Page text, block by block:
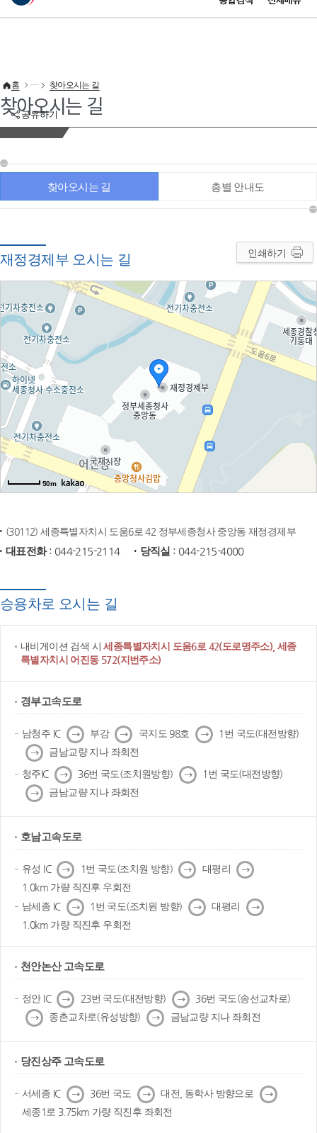
이 누리집은 대한민국 공식 전자정부 누리집입니다.
공유하기
홈 찾아오시는 길
찾아오시는 길
찾아오시는 길 층별 안내도
재정경제부 오시는 길 인쇄하기
50m
(30112) 세종특별자치시 도움6로 42 정부세종청사 중앙동 재정경제부
대표전화: 044-215-2114 당직실 : 044-215-4000
승용차로 오시는 길
내비게이션 검색 시세종특별자치시 도움6로 42(도로명주소), 세종
특별자치시 어진동 572(지번주소)
경부고속도로
남청주 IC 다
음
부강 다
음
국지도 98호 다
음
1번 국도(대전방향)
다
음
금남교량 지나 좌회전
청주IC 다
음
36번 국도(조치원방향) 다
음
1번 국도(대전방향)
다
음
금남교량 지나 좌회전
호남고속도로
유성 IC 다
음
1번 국도(조치원 방향) 다
음
대평리 다
음
1.0km 가량 직진후 우회전
남세종 IC 다
음
1번 국도(조치원 방향) 다
음
대평리
다
음
1.0km 가량 직진후 우회전
천안논산 고속도로
정안 IC 다
음
23번 국도(대전방향) 다
음
36번 국도(송선교차로)
다
음
종촌교차로(유성방향) 다
음
금남교량 지나 좌회전
당진상주 고속도로
서세종 IC 다
음
36번 국도 다
음
대전, 동학사 방향으로 다
음
세종1로 3.75km 가량 직진후 좌회전